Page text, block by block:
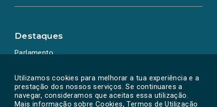
Utilizamos cookies para melhorar a tua experiência e a
prestação dos nossos serviços. Se continuares a
navegar, consideramos que aceitas essa utilização.
Mais informação sobre Cookies, Termos de Utilização
Destaques
Parlamento